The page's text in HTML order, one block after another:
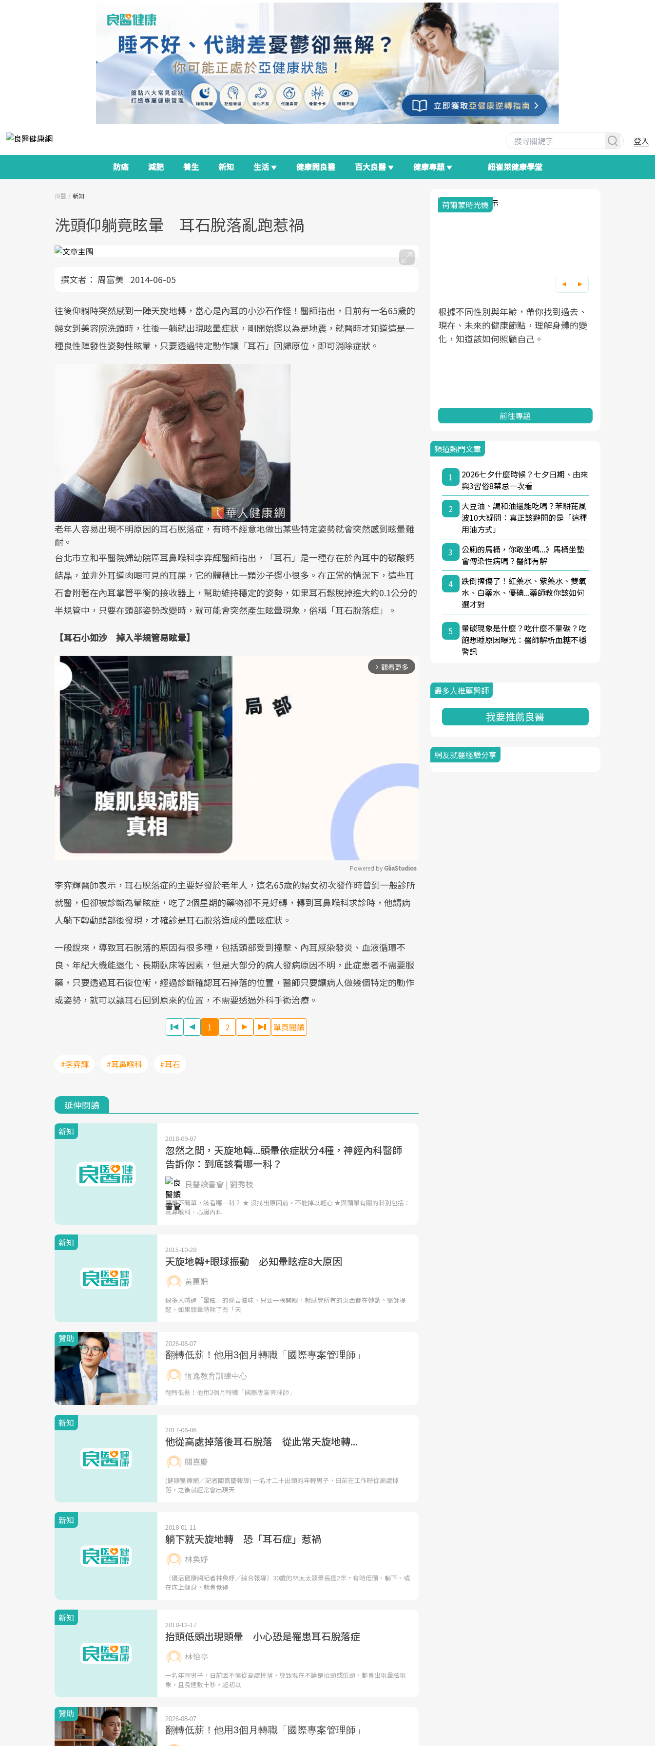
登入
防癌 減肥 養生 新知 生活 健康問良醫 百大良醫 健康專題 紐崔萊健康學堂
良醫 新知
洗頭仰躺竟眩暈 耳石脫落亂跑惹禍
撰文者： 周富美 2014-06-05
往後仰躺時突然感到一陣天旋地轉，當心是內耳的小沙石作怪！醫師指出，日前有一名65歲的
婦女到美容院洗頭時，往後一躺就出現眩暈症狀，剛開始還以為是地震，就醫時才知道這是一
種良性陣發性姿勢性眩暈，只要透過特定動作讓「耳石」回歸原位，即可消除症狀。
老年人容易出現不明原因的耳石脫落症，有時不經意地做出某些特定姿勢就會突然感到眩暈難
耐。
台北市立和平醫院婦幼院區耳鼻喉科李弈輝醫師指出，「耳石」是一種存在於內耳中的碳酸鈣
結晶，並非外耳道肉眼可見的耳屎，它的體積比一顆沙子還小很多。在正常的情況下，這些耳
石會附著在內耳掌管平衡的接收器上，幫助維持穩定的姿勢，如果耳石鬆脫掉進大約0.1公分的
半規管中，只要在頭部姿勢改變時，就可能會突然產生眩暈現象，俗稱「耳石脫落症」。
【耳石小如沙 掉入半規管易眩暈】
arrow_forward_ios 觀看更多
Mute
Powered by GliaStudios
李弈輝醫師表示，耳石脫落症的主要好發於老年人，這名65歲的婦女初次發作時曾到一般診所
就醫，但卻被診斷為暈眩症，吃了2個星期的藥物卻不見好轉，轉到耳鼻喉科求診時，他請病
人躺下轉動頭部後發現，才確診是耳石脫落造成的暈眩症狀。
一般說來，導致耳石脫落的原因有很多種，包括頭部受到撞擊、內耳感染發炎、血液循環不
良、年紀大機能退化、長期臥床等因素，但是大部分的病人發病原因不明，此症患者不需要服
藥，只要透過耳石復位術，經過診斷確認耳石掉落的位置，醫師只要讓病人做幾個特定的動作
或姿勢，就可以讓耳石回到原來的位置，不需要透過外科手術治療。
1 2 單頁閱讀
#李弈輝 #耳鼻喉科 #耳石
延伸閱讀
新知
2018-09-07
忽然之間，天旋地轉...頭暈依症狀分4種，神經內科醫師
告訴你：到底該看哪一科？
良醫讀書會 | 劉秀枝
頭暈不簡單，該看哪一科？ ★ 沒找出原因前，不能掉以輕心 ★與頭暈有關的科別包括：
耳鼻喉科、心臟內科
新知
2015-10-28
天旋地轉+眼球振動 必知暈眩症8大原因
黃惠姍
很多人嚐過「暈眩」的痛苦滋味，只要一張開眼，就感覺所有的東西都在轉動。醫師提
醒，如果頭暈時除了有「天
新知
2017-06-06
他從高處掉落後耳石脫落 從此常天旋地轉...
關嘉慶
(健康醫療網／記者關嘉慶報導) 一名才二十出頭的年輕男子，日前在工作時從高處掉
落，之後就經常會出現天
新知
2018-01-11
躺下就天旋地轉 恐「耳石症」惹禍
林奐妤
（優活健康網記者林奐妤／綜合報導）30歲的林太太頭暈長達2年，有時低頭、躺下、或
在床上翻身，就會覺得
新知
2018-12-17
抬頭低頭出現頭暈 小心恐是罹患耳石脫落症
林怡亭
一名年輕男子，日前因不慎從高處摔落，導致現在不論是抬頭或低頭，都會出現暈眩現
象，且長達數十秒。起初以
面對超高齡社會的浪潮，台灣正在快速
邁向「健康照護」的新時代。隨著國家
政策如「健康台灣推動委員會」與「長
照3.0」的推進，「預防醫學」已成全民
關注的核心議題。然而，健檢不只是醫
2025年，就到良醫生活祭體驗「一站式
健康新生活」，從講座、體驗到運動，
全面啟動你的健康革命！
良醫健康網從「換季的身體變化」出
發，透過醫學觀點與日常感受的對話，
建立對亞健康的認知，進而引導實際的
改善行動。
荷爾蒙時光機
根據不同性別與年齡，帶你找到過去、
現在、未來的健康節點，理解身體的變
化，知道該如何照顧自己。
前往專題
頻道熱門文章
1
2026七夕什麼時候？七夕日期、由來
與3習俗8禁忌一次看
2
大豆油、調和油還能吃嗎？苯駢芘風
波10大疑問：真正該避開的是「這種
用油方式」
3
公廁的馬桶，你敢坐嗎...》馬桶坐墊
會傳染性病嗎？醫師有解
4
跌倒擦傷了！紅藥水、紫藥水、雙氧
水、白藥水、優碘...藥師教你該如何
選才對
5
暈碳現象是什麼？吃什麼不暈碳？吃
飽想睡原因曝光：醫師解析血糖不穩
警訊
最多人推薦醫師
我要推薦良醫
網友就醫經驗分享